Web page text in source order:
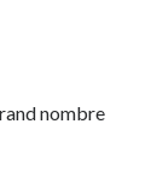
nombre